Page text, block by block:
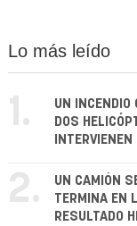
Lo más leído
1.
UN INCENDIO
DOS
2.
UN CAMIÓN
TERMINA EN
RESULTADO